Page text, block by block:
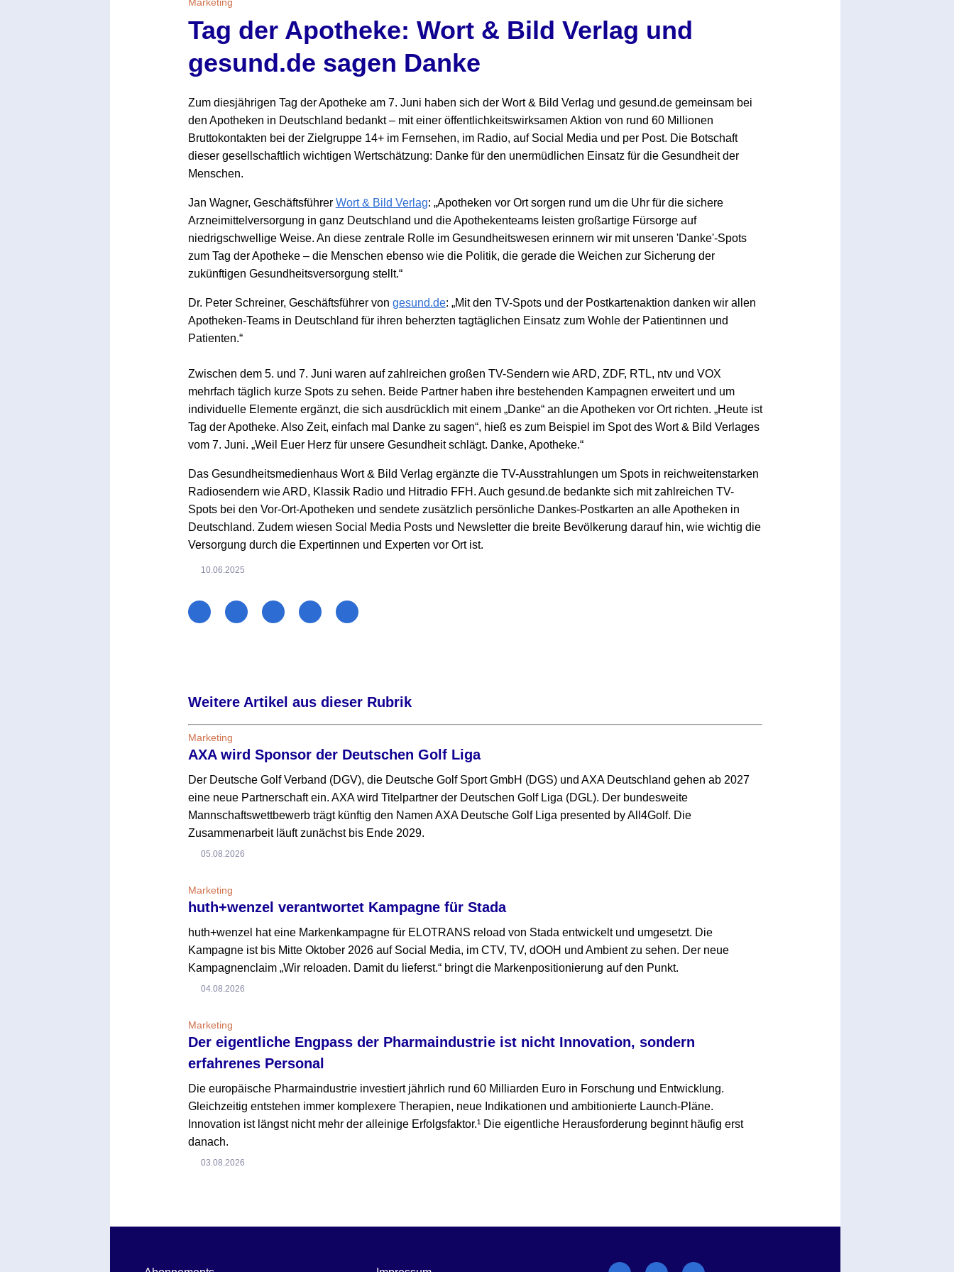
Tag der Apotheke: Wort & Bild Verlag und
gesund.de sagen Danke
Zum diesjährigen Tag der Apotheke am 7. Juni haben sich der Wort & Bild Verlag und gesund.de gemeinsam bei
den Apotheken in Deutschland bedankt – mit einer öffentlichkeitswirksamen Aktion von rund 60 Millionen
Bruttokontakten bei der Zielgruppe 14+ im Fernsehen, im Radio, auf Social Media und per Post. Die Botschaft
dieser gesellschaftlich wichtigen Wertschätzung: Danke für den unermüdlichen Einsatz für die Gesundheit der
Menschen.
Jan Wagner, Geschäftsführer Wort & Bild Verlag: „Apotheken vor Ort sorgen rund um die Uhr für die sichere
Arzneimittelversorgung in ganz Deutschland und die Apothekenteams leisten großartige Fürsorge auf
niedrigschwellige Weise. An diese zentrale Rolle im Gesundheitswesen erinnern wir mit unseren 'Danke'-Spots
zum Tag der Apotheke – die Menschen ebenso wie die Politik, die gerade die Weichen zur Sicherung der
zukünftigen Gesundheitsversorgung stellt.“
Dr. Peter Schreiner, Geschäftsführer von gesund.de: „Mit den TV-Spots und der Postkartenaktion danken wir allen
Apotheken-Teams in Deutschland für ihren beherzten tagtäglichen Einsatz zum Wohle der Patientinnen und
Patienten.“
Zwischen dem 5. und 7. Juni waren auf zahlreichen großen TV-Sendern wie ARD, ZDF, RTL, ntv und VOX
mehrfach täglich kurze Spots zu sehen. Beide Partner haben ihre bestehenden Kampagnen erweitert und um
individuelle Elemente ergänzt, die sich ausdrücklich mit einem „Danke“ an die Apotheken vor Ort richten. „Heute ist
Tag der Apotheke. Also Zeit, einfach mal Danke zu sagen“, hieß es zum Beispiel im Spot des Wort & Bild Verlages
vom 7. Juni. „Weil Euer Herz für unsere Gesundheit schlägt. Danke, Apotheke.“
Das Gesundheitsmedienhaus Wort & Bild Verlag ergänzte die TV-Ausstrahlungen um Spots in reichweitenstarken
Radiosendern wie ARD, Klassik Radio und Hitradio FFH. Auch gesund.de bedankte sich mit zahlreichen TV-
Spots bei den Vor-Ort-Apotheken und sendete zusätzlich persönliche Dankes-Postkarten an alle Apotheken in
Deutschland. Zudem wiesen Social Media Posts und Newsletter die breite Bevölkerung darauf hin, wie wichtig die
Versorgung durch die Expertinnen und Experten vor Ort ist.
10.06.2025
Weitere Artikel aus dieser Rubrik
Marketing
AXA wird Sponsor der Deutschen Golf Liga
Der Deutsche Golf Verband (DGV), die Deutsche Golf Sport GmbH (DGS) und AXA Deutschland gehen ab 2027
eine neue Partnerschaft ein. AXA wird Titelpartner der Deutschen Golf Liga (DGL). Der bundesweite
Mannschaftswettbewerb trägt künftig den Namen AXA Deutsche Golf Liga presented by All4Golf. Die
Zusammenarbeit läuft zunächst bis Ende 2029.
05.08.2026
Marketing
huth+wenzel verantwortet Kampagne für Stada
huth+wenzel hat eine Markenkampagne für ELOTRANS reload von Stada entwickelt und umgesetzt. Die
Kampagne ist bis Mitte Oktober 2026 auf Social Media, im CTV, TV, dOOH und Ambient zu sehen. Der neue
Kampagnenclaim „Wir reloaden. Damit du lieferst.“ bringt die Markenpositionierung auf den Punkt.
04.08.2026
Marketing
Der eigentliche Engpass der Pharmaindustrie ist nicht Innovation, sondern
erfahrenes Personal
Die europäische Pharmaindustrie investiert jährlich rund 60 Milliarden Euro in Forschung und Entwicklung.
Gleichzeitig entstehen immer komplexere Therapien, neue Indikationen und ambitionierte Launch-Pläne.
Innovation ist längst nicht mehr der alleinige Erfolgsfaktor.¹ Die eigentliche Herausforderung beginnt häufig erst
danach.
03.08.2026